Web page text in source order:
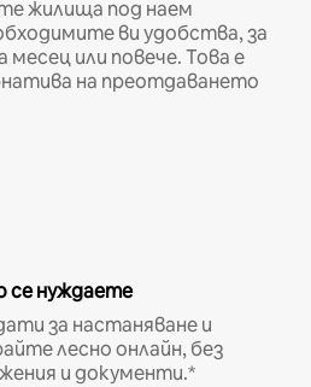
жилища под наем
ви удобства, за
или повече. Това е
на преотдаването
се нуждаете
за настаняване и
лесно онлайн, без
и документи.*